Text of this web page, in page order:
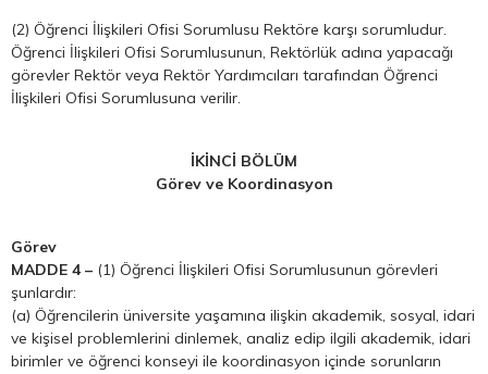
(2) Öğrenci İlişkileri Ofisi Sorumlusu Rektöre karşı sorumludur.
Öğrenci İlişkileri Ofisi Sorumlusunun, Rektörlük adına yapacağı
görevler Rektör veya Rektör Yardımcıları tarafından Öğrenci
İlişkileri Ofisi Sorumlusuna verilir.
İKİNCİ BÖLÜM
Görev ve Koordinasyon
Görev
MADDE 4 – (1) Öğrenci İlişkileri Ofisi Sorumlusunun görevleri
şunlardır:
(a) Öğrencilerin üniversite yaşamına ilişkin akademik, sosyal, idari
ve kişisel problemlerini dinlemek, analiz edip ilgili akademik, idari
birimler ve öğrenci konseyi ile koordinasyon içinde sorunların